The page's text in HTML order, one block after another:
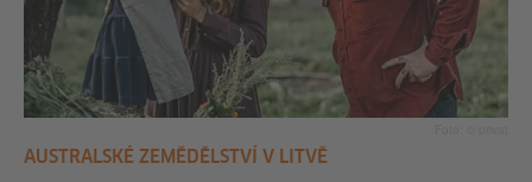
AUSTRALSKÉ ZEMĚDĚLSTVÍ V LITVĚ